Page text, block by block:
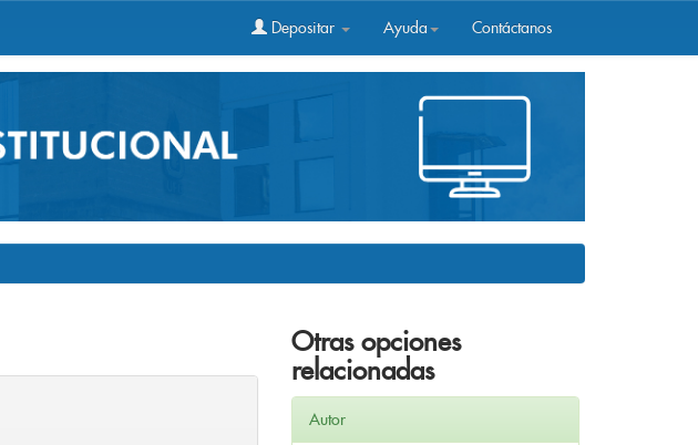
Depositar Ayuda Contáctanos
Otras opciones
relacionadas
Autor